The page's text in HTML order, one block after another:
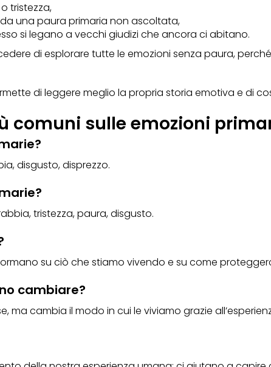
tristezza,
una paura primaria non ascoltata,
si legano a vecchi giudizi che ancora ci abitano.
di esplorare tutte le emozioni senza paura,
di leggere meglio la propria storia emotiva e di
comuni sulle emozioni
disgusto, disprezzo.
tristezza, paura, disgusto.
su ciò che stiamo vivendo e su come
cambiare?
ma cambia il modo in cui le viviamo grazie